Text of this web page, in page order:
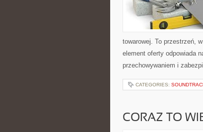
towarowej. To przestrzeń,
element oferty odpowiada
przechowywaniem i
CATEGORIES:
CORAZ TO